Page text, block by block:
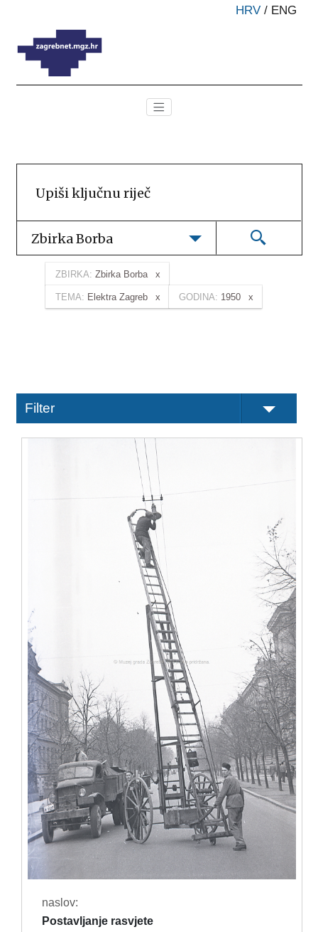
HRV / ENG
Zbirka Borba
ZBIRKA: Zbirka Borba
TEMA: Elektra Zagreb GODINA: 1950
Filter
naslov:
Postavljanje rasvjete